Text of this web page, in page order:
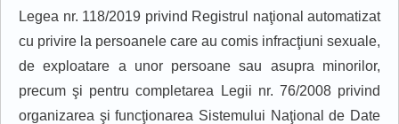
Legea nr. 118/2019 privind Registrul naţional automatizat
cu privire la persoanele care au comis infracţiuni sexuale,
de exploatare a unor persoane sau asupra minorilor,
precum şi pentru completarea Legii nr. 76/2008 privind
organizarea şi funcţionarea Sistemului Naţional de Date